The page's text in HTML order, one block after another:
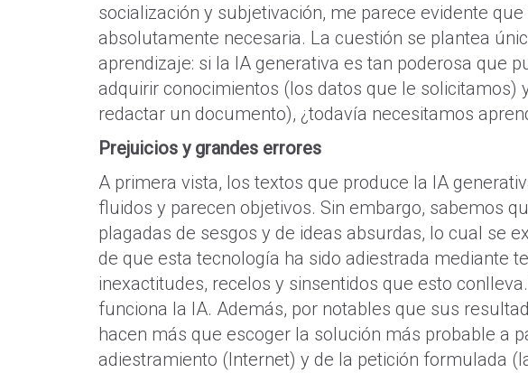
socialización y subjetivación, me parece evidente
absolutamente necesaria. La cuestión se plantea
aprendizaje: si la IA generativa es tan poderosa que
adquirir conocimientos (los datos que le solicitamos)
redactar un documento), ¿todavía necesitamos
Prejuicios y grandes errores
A primera vista, los textos que produce la IA
fluidos y parecen objetivos. Sin embargo, sabemos
plagadas de sesgos y de ideas absurdas, lo cual se
de que esta tecnología ha sido adiestrada mediante
inexactitudes, recelos y sinsentidos que esto
funciona la IA. Además, por notables que sus
hacen más que escoger la solución más probable a
adiestramiento (Internet) y de la petición formulada